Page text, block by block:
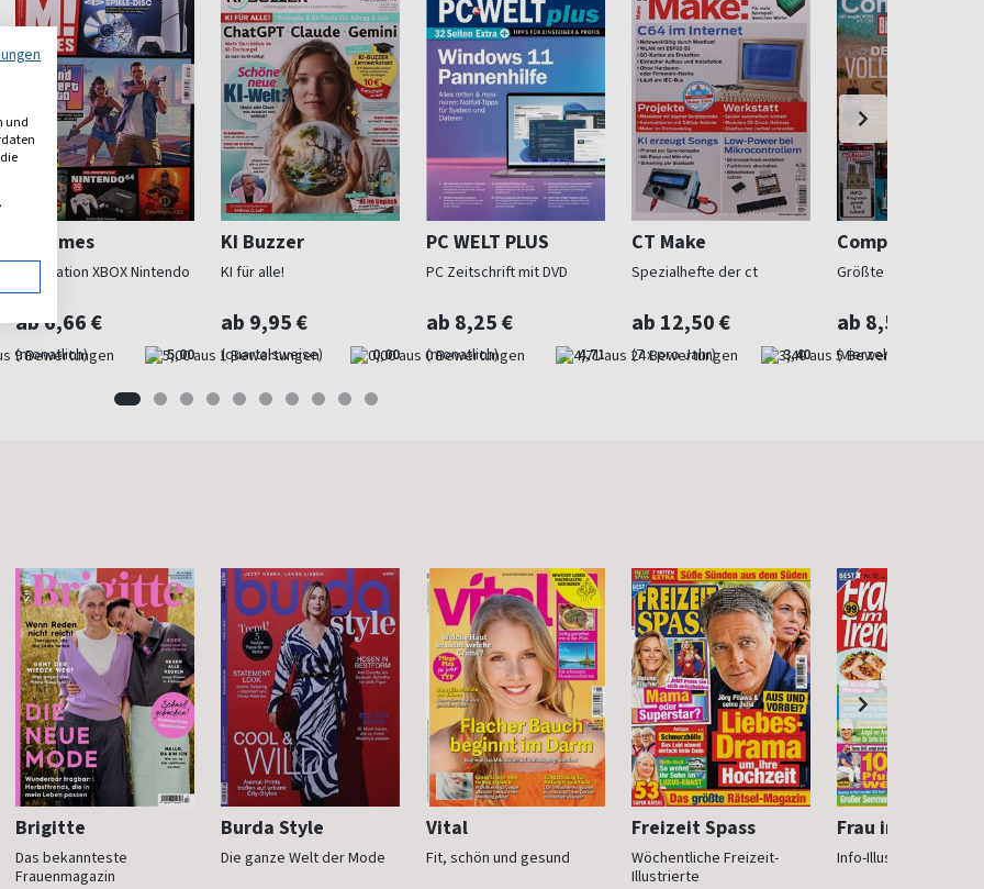
M Games
Playstation XBOX Nintendo
ab 6,66 €
(monatlich) 5,00
KI Buzzer
KI für alle!
ab 9,95 €
(quartalsweise) 0,00
PC WELT PLUS
PC Zeitschrift mit DVD
ab 8,25 €
(monatlich) 4,71
CT Make
Spezialhefte der ct
ab 12,50 €
(7 x pro Jahr) 3,40
Computer Bild
Größte
ab 8,50 €
(vierzehntäglich)
Brigitte
Das bekannteste
Frauenmagazin
Burda Style
Die ganze Welt der Mode
Vital
Fit, schön und gesund
Freizeit Spass
Wöchentliche Freizeit-
Illustrierte
Frau im Trend
Info-Illustrierte für
und